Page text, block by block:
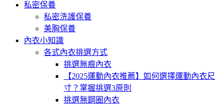
私密保養
私密洗護保養
美胸保養
內衣小知識
各式內衣挑選方式
挑選無痕內衣
【2025運動內衣推薦】如何選擇運動內衣尺
寸？掌握挑選3原則
挑選無鋼圈內衣